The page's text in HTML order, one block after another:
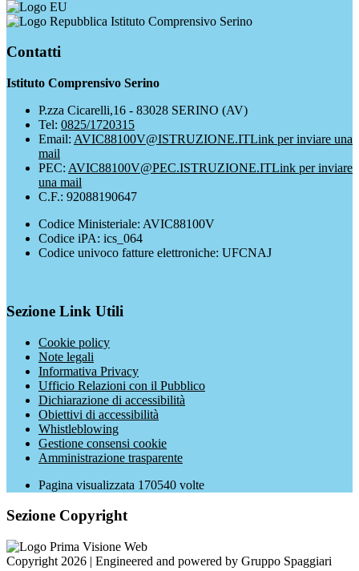
Istituto Comprensivo Serino
Contatti
Istituto Comprensivo Serino
P.zza Cicarelli,16 - 83028 SERINO (AV)
Tel: 0825/1720315
Email: AVIC88100V@ISTRUZIONE.ITLink per inviare una
mail
PEC: AVIC88100V@PEC.ISTRUZIONE.ITLink per inviare
una mail
C.F.: 92088190647
Codice Ministeriale: AVIC88100V
Codice iPA: ics_064
Codice univoco fatture elettroniche: UFCNAJ
Sezione Link Utili
Cookie policy
Note legali
Informativa Privacy
Ufficio Relazioni con il Pubblico
Dichiarazione di accessibilità
Obiettivi di accessibilità
Whistleblowing
Gestione consensi cookie
Amministrazione trasparente
Pagina visualizzata 170540 volte
Sezione Copyright
Copyright 2026 | Engineered and powered by Gruppo Spaggiari